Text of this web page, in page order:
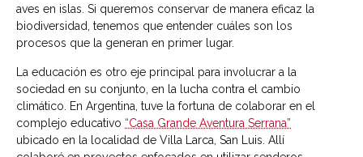
aves en islas. Si queremos conservar de manera eficaz la
biodiversidad, tenemos que entender cuáles son los
procesos que la generan en primer lugar.
La educación es otro eje principal para involucrar a la
sociedad en su conjunto, en la lucha contra el cambio
climático. En Argentina, tuve la fortuna de colaborar en el
complejo educativo “Casa Grande Aventura Serrana”
ubicado en la localidad de Villa Larca, San Luis. Allí